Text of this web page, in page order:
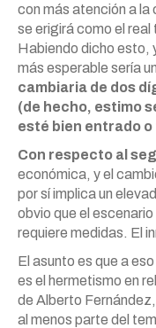
con más atención a la
se erigirá como el
Habiendo dicho esto,
más esperable sería
cambiaria de dos
(de hecho, estimo
esté bien entrado
Con respecto al
económica, y el
por sí implica un
obvio que el
requiere medidas. El
El asunto es que a
es el hermetismo en
de Alberto
al menos parte del